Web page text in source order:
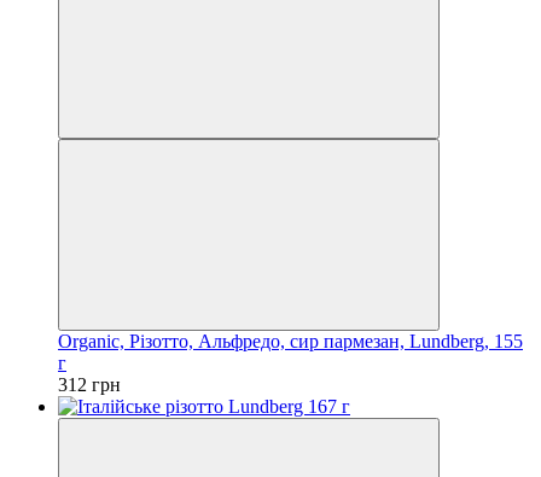
Organic, Різотто, Альфредо, сир пармезан, Lundberg, 155
г
312 грн